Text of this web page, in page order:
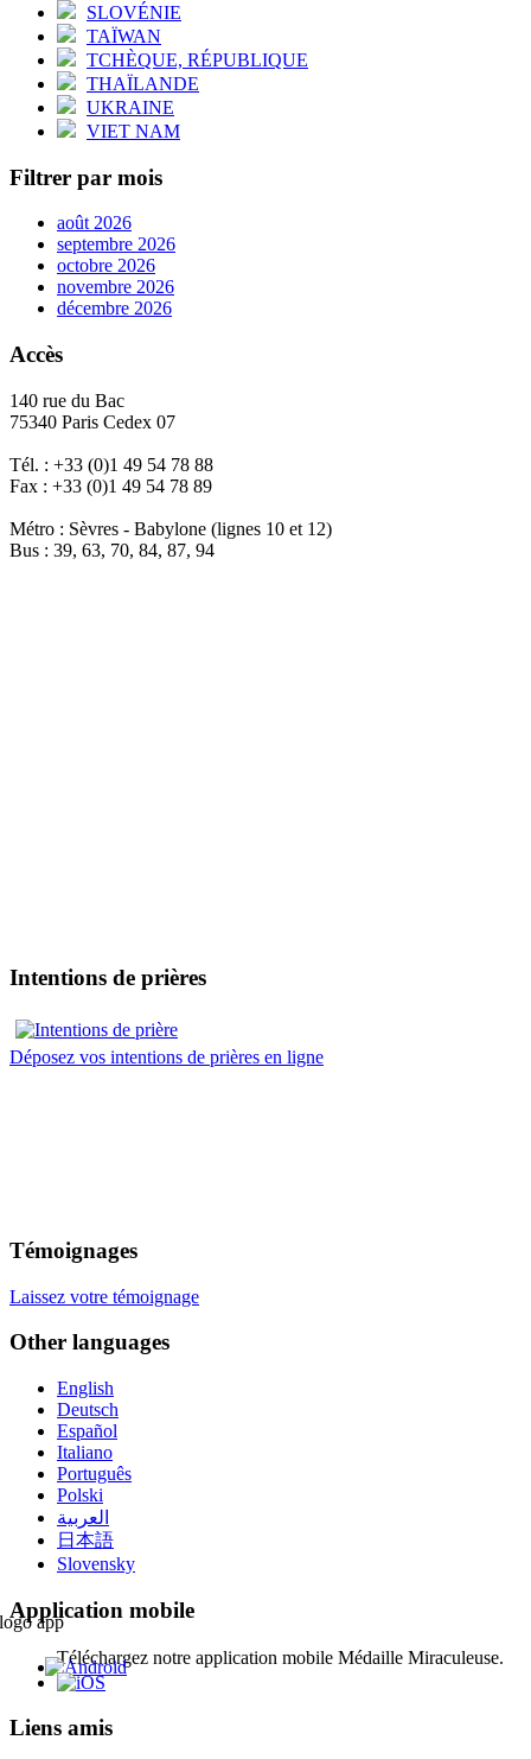
SLOVÉNIE
TAÏWAN
TCHÈQUE, RÉPUBLIQUE
THAÏLANDE
UKRAINE
VIET NAM
Filtrer par mois
août 2026
septembre 2026
octobre 2026
novembre 2026
décembre 2026
Accès
140 rue du Bac
75340 Paris Cedex 07
Tél. : +33 (0)1 49 54 78 88
Fax : +33 (0)1 49 54 78 89
Métro : Sèvres - Babylone (lignes 10 et 12)
Bus : 39, 63, 70, 84, 87, 94
Intentions de prières
Déposez vos intentions de prières en ligne
Témoignages
Laissez votre témoignage
Other languages
English
Deutsch
Español
Italiano
Português
Polski
العربية
日本語
Slovensky
Application mobile
Téléchargez notre application mobile Médaille Miraculeuse.
Liens amis